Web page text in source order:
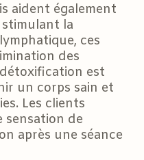
aident également
la
ces
des
est
un corps sain et
Les clients
de
après une séance